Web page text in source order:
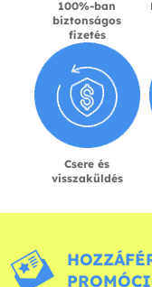
100%-ban
biztonságos
fizetés
Csere és
visszaküldés